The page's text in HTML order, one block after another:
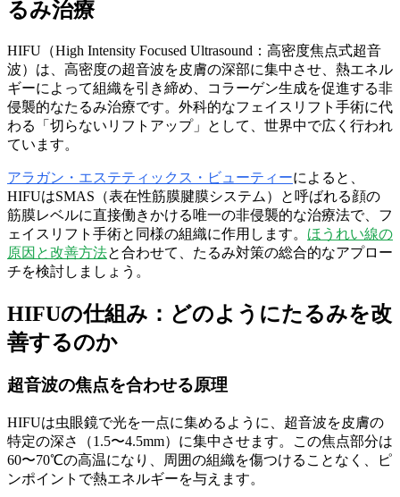
るみ治療
HIFU（High Intensity Focused Ultrasound：高密度焦点式超音
波）は、高密度の超音波を皮膚の深部に集中させ、熱エネル
ギーによって組織を引き締め、コラーゲン生成を促進する非
侵襲的なたるみ治療です。外科的なフェイスリフト手術に代
わる「切らないリフトアップ」として、世界中で広く行われ
ています。
アラガン・エステティックス・ビューティーによると、
HIFUはSMAS（表在性筋膜腱膜システム）と呼ばれる顔の
筋膜レベルに直接働きかける唯一の非侵襲的な治療法で、フ
ェイスリフト手術と同様の組織に作用します。 ほうれい線の
原因と改善方法と合わせて、たるみ対策の総合的なアプロー
チを検討しましょう。
HIFUの仕組み：どのようにたるみを改
善するのか
超音波の焦点を合わせる原理
HIFUは虫眼鏡で光を一点に集めるように、超音波を皮膚の
特定の深さ（1.5〜4.5mm）に集中させます。この焦点部分は
60〜70℃の高温になり、周囲の組織を傷つけることなく、ピ
ンポイントで熱エネルギーを与えます。